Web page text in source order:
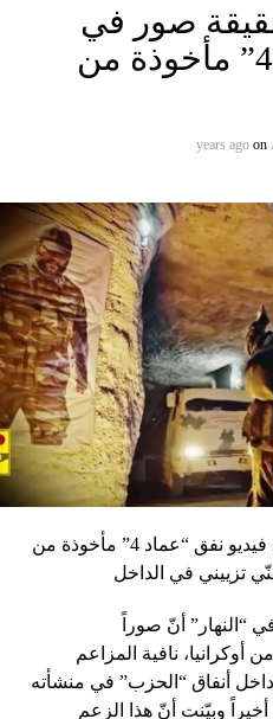
صور في
فيديو نفق “عماد 4” مأخوذة من
on
“النهار” تكشف حقيقة صور في فيديو نفق “عماد 4” مأخوذة من
تزييني في الداخل
أنّ صوراً
أخذت من أوكرانيا، نافية المزاعم
أنفاق “الحزب” في منشأته
كشفها أخيراً وبيّنت أنّ هذا الزعم